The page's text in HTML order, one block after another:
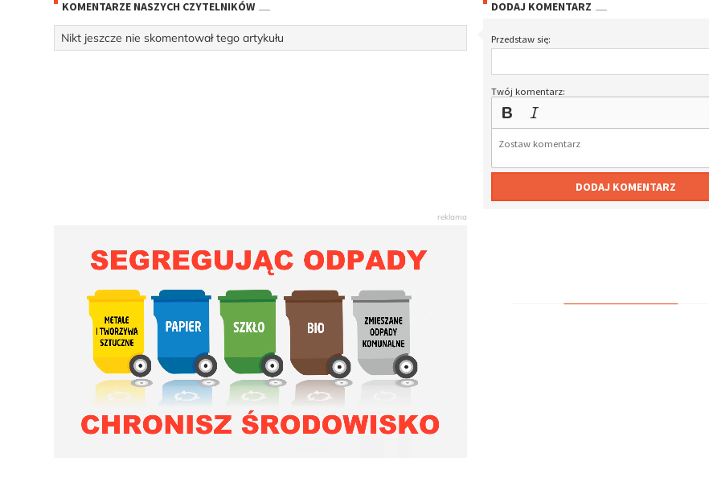
KOMENTARZE NASZYCH CZYTELNIKÓW
Nikt jeszcze nie skomentował tego artykułu
DODAJ KOMENTARZ
Przedstaw się:
Twój komentarz:
DODAJ KOMENTARZ